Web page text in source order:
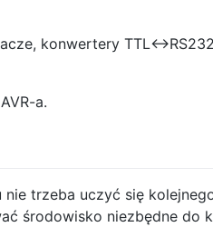
konwertery TTL<-
a.
trzeba uczyć się
środowisko niezbędne do